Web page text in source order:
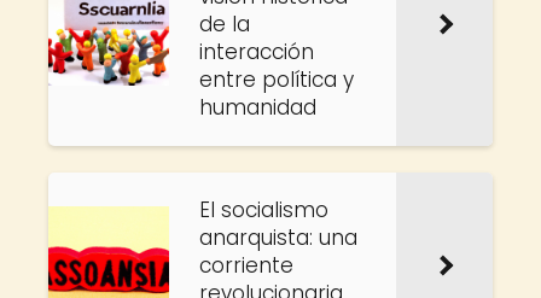
de la
interacción
entre política y
humanidad
El socialismo
anarquista: una
corriente